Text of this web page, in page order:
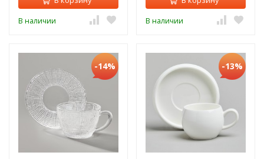
В наличии В наличии
-14% -13%